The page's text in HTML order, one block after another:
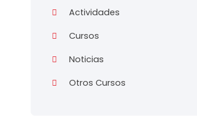
Actividades
Cursos
Noticias
Otros Cursos